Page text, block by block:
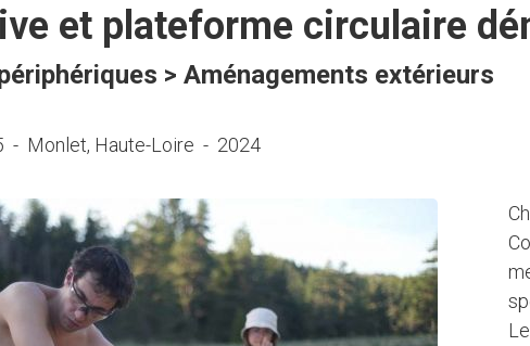
et plateforme circulaire
> Aménagements extérieurs
- Monlet, Haute-Loire - 2024